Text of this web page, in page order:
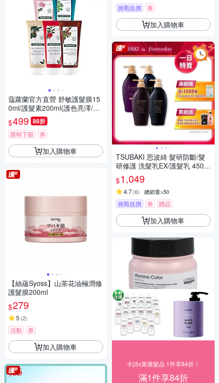
蔻蘿蘭官方直營 舒敏護髮膜15
0ml/護髮素200ml(護色亮澤/髮
芯修護)任選均一價
$499 86折
限時下殺 券
加入購物車
【絲蘊Syoss】山茶花油極潤修
護髮膜200ml
$279
5 (2)
活動 券
加入購物車
挑戰低價 券
加入購物車
TSUBAKI 思波綺 髮研防斷/髮
研修護 洗髮乳EX/護髮乳 450M
L-任選4入組
$1,049
4.7(6) 總銷量>50
挑戰低價 券 贈品
加入購物車
卡詩x萊雅髮品 1件享84折！
滿1件享84折